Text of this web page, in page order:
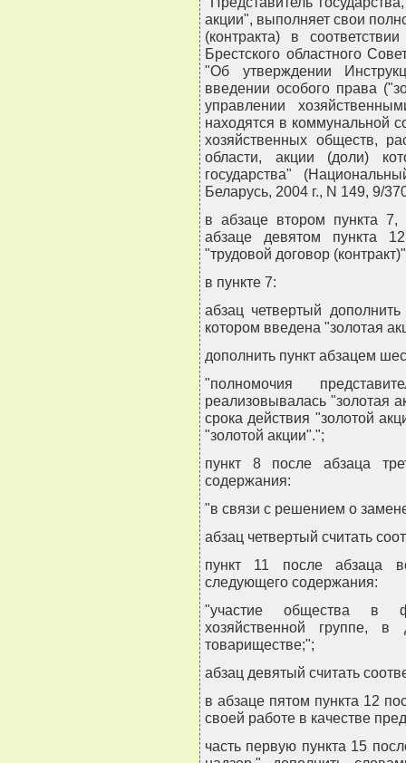
акции", выполняет свои
(контракта) в
Брестского областного
"Об утверждении
введении особого права
управлении
находятся в коммунальной
хозяйственных обществ,
области, акции (доли)
государства"
Беларусь, 2004 г., N 149, 9/
в абзаце втором пункта 7,
абзаце девятом пункта
"трудовой договор
в пункте 7:
абзац четвертый
котором введена "золотая
дополнить пункт абзацем
"полномочия
реализовывалась "золотая
срока действия "золотой
"золотой акции".";
пункт 8 после абзаца
содержания:
"в связи с решением о
абзац четвертый считать
пункт 11 после абзаца
следующего содержания:
"участие общества в
хозяйственной группе, в
товариществе;";
абзац девятый считать
в абзаце пятом пункта 12
своей работе в качестве
часть первую пункта 15